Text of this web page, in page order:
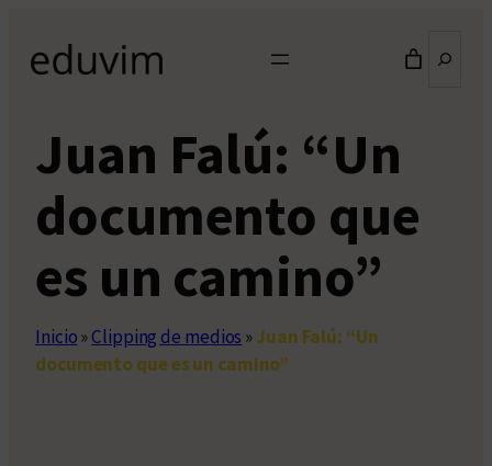
contenido
Juan Falú: “Un
documento que
es un camino”
Inicio»Clipping de medios »Juan Falú: “Un
documento que es un camino”